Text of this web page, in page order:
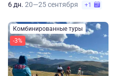
6 дн. 20—25 сентября +1
Комбинированные туры
-3%